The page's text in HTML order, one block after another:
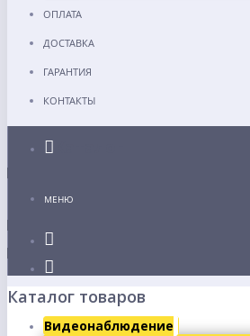
ОПЛАТА
ДОСТАВКА
ГАРАНТИЯ
КОНТАКТЫ
МЕНЮ
Каталог товаров
Видеонаблюдение